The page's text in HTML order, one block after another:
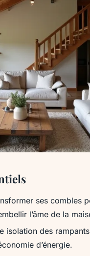
ses combles
l’âme de la
isolation des
d’énergie.